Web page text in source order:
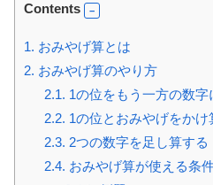
Contents
1. おみやげ算とは
2. おみやげ算のやり方
2.1. 1の位をもう一方の数
2.2. 1の位とおみやげをかけ
2.3. 2つの数字を足し算する
2.4. おみやげ算が使える条